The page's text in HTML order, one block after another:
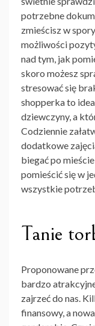
potrzebne
zmieścisz w
możliwości
nad tym, jak
skoro możesz
stresować się
shopperkato
dziewczyny, a
Codziennie
dodatkowe
biegać po
pomieścić się w
wszystkie
Tanie
Proponowane
bardzo
zajrzeć do nas.
finansowy, a